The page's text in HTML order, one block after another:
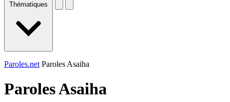
Thématiques
Paroles.net Paroles Asaiha
ParolesAsaiha